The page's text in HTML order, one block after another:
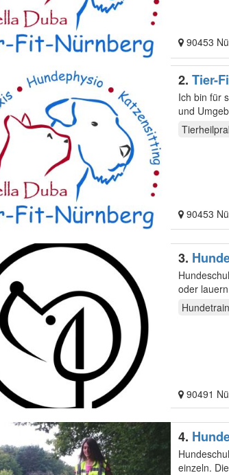
90453
2. Tier-
Ich bin für
und
90453
3.
oder
90491
4.
Hundeschule für
einzeln.